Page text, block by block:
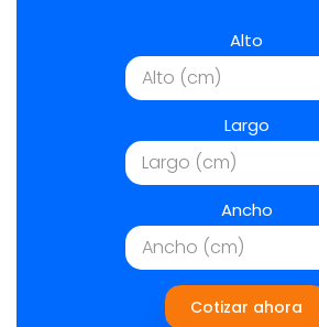
Alto
Largo
Ancho
Cotizar ahora